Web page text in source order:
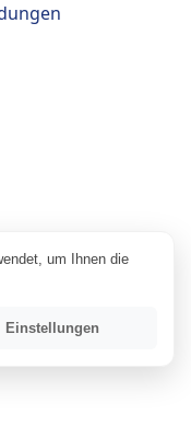
um Ihnen die
Einstellungen